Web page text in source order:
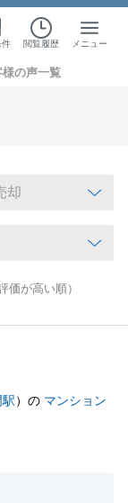
閲覧履歴 メニュー
様の声一覧
価が高い順）
）の マンション